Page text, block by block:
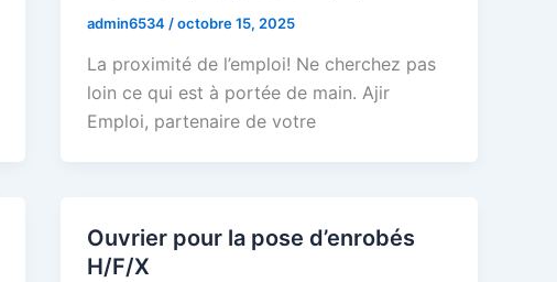
admin6534 /octobre 15, 2025
La proximité de l’emploi! Ne cherchez pas
loin ce qui est à portée de main. Ajir
Emploi, partenaire de votre
Ouvrier pour la pose d’enrobés
H/F/X